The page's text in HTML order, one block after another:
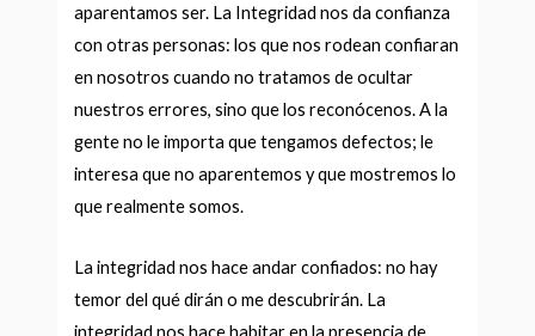
aparentamos ser. La Integridad nos da confianza
con otras personas: los que nos rodean confiaran
en nosotros cuando no tratamos de ocultar
nuestros errores, sino que los reconócenos. A la
gente no le importa que tengamos defectos; le
interesa que no aparentemos y que mostremos lo
que realmente somos.
La integridad nos hace andar confiados: no hay
temor del qué dirán o me descubrirán. La
integridad nos hace habitar en la presencia de